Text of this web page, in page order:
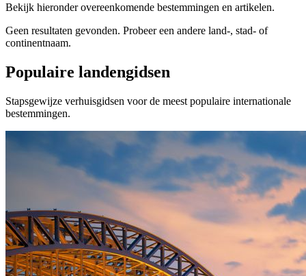
Bekijk hieronder overeenkomende bestemmingen en artikelen.
Geen resultaten gevonden. Probeer een andere land-, stad- of
continentnaam.
Populaire landengidsen
Stapsgewijze verhuisgidsen voor de meest populaire internationale
bestemmingen.